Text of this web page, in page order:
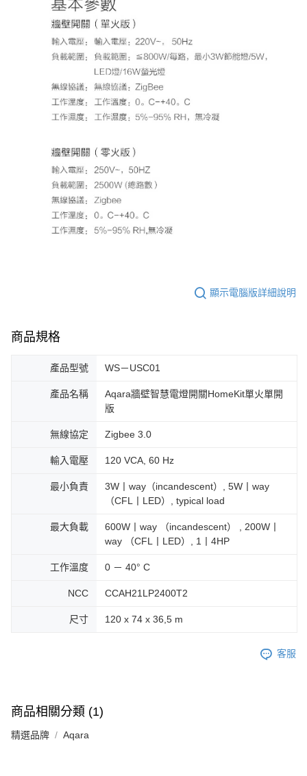
顯示電腦版詳細說明
商品規格
產品型號 WS－USC01
產品名稱
Aqara牆壁智慧電燈開關HomeKit單火單開
版
無線協定 Zigbee 3.0
輸入電壓 120 VCA, 60 Hz
最小負責
3W丨way（incandescent）, 5W丨way
（CFL丨LED）, typical load
最大負載
600W丨way （incandescent） , 200W丨
way （CFL丨LED）, 1丨4HP
工作溫度 0 － 40° C
NCC CCAH21LP2400T2
尺寸 120 x 74 x 36,5 m
客服
商品相關分類 (1)
精選品牌 Aqara